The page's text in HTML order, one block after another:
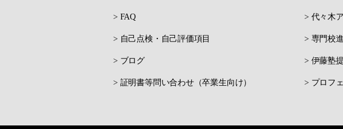
> FAQ
> 自己点検・自己評価項目
> ブログ
> 証明書等問い合わせ（卒業生向け）
> 代々木
> 専門校
> 伊藤塾
> プロフ